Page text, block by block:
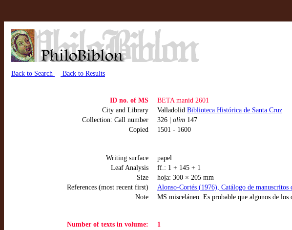
Back to Search Back to Results
ID no. of MS
BETA manid 2601
City and Library
Valladolid Biblioteca Histórica de Santa Cruz
Collection: Call number
326 | olim 147
Copied
1501 - 1600
Writing surface
papel
Leaf Analysis
ff.: 1 + 145 + 1
Size
hoja: 300 × 205 mm
References (most recent first)
Alonso-Cortés (1976), Catálogo de manuscritos
Note
MS misceláneo. Es probable que algunos de
Number of texts in volume:
1